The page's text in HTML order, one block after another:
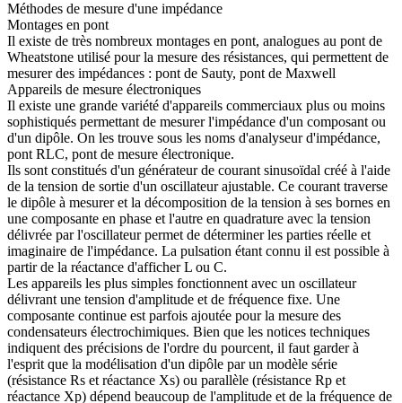
Méthodes de mesure d'une impédance
Montages en pont
Il existe de très nombreux montages en pont, analogues au pont de
Wheatstone utilisé pour la mesure des résistances, qui permettent de
mesurer des impédances : pont de Sauty, pont de Maxwell
Appareils de mesure électroniques
Il existe une grande variété d'appareils commerciaux plus ou moins
sophistiqués permettant de mesurer l'impédance d'un composant ou
d'un dipôle. On les trouve sous les noms d'analyseur d'impédance,
pont RLC, pont de mesure électronique.
Ils sont constitués d'un générateur de courant sinusoïdal créé à l'aide
de la tension de sortie d'un oscillateur ajustable. Ce courant traverse
le dipôle à mesurer et la décomposition de la tension à ses bornes en
une composante en phase et l'autre en quadrature avec la tension
délivrée par l'oscillateur permet de déterminer les parties réelle et
imaginaire de l'impédance. La pulsation étant connu il est possible à
partir de la réactance d'afficher L ou C.
Les appareils les plus simples fonctionnent avec un oscillateur
délivrant une tension d'amplitude et de fréquence fixe. Une
composante continue est parfois ajoutée pour la mesure des
condensateurs électrochimiques. Bien que les notices techniques
indiquent des précisions de l'ordre du pourcent, il faut garder à
l'esprit que la modélisation d'un dipôle par un modèle série
(résistance Rs et réactance Xs) ou parallèle (résistance Rp et
réactance Xp) dépend beaucoup de l'amplitude et de la fréquence de